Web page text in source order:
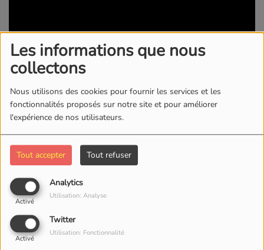
Les informations que nous
collectons
Nous utilisons des cookies pour fournir les services et les
fonctionnalités proposés sur notre site et pour améliorer
l'expérience de nos utilisateurs.
Tout accepter Tout refuser
Analytics
Activé
Utilisation: Analyse
Twitter
Activé
Utilisation: Fonctionnalité
21 SEPTEMBRE 2023 - 1287 VUES
KWI RADIO/TV
Commentaires(0)
SE CONNECTER